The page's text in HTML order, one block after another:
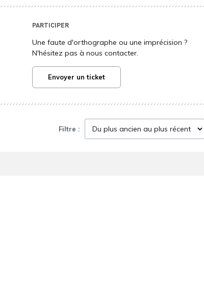
PARTICIPER
Une faute d'orthographe ou une imprécision ?
N'hésitez pas à nous contacter.
Envoyer un ticket
Filtre :